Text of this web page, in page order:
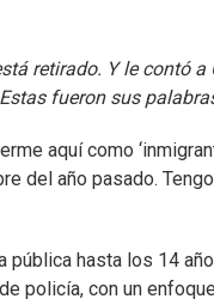
retirado. Y le contó a
fueron sus
aquí como
del año pasado.
hasta los 14
policía, con un